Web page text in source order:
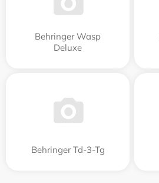
Behringer Wasp
Deluxe
Behringer Td-3-Tg